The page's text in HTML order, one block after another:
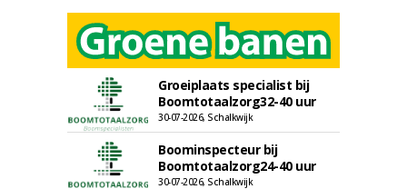
Groeiplaats specialist bij
Boomtotaalzorg32-40 uur
30-07-2026, Schalkwijk
Boominspecteur bij
Boomtotaalzorg24-40 uur
30-07-2026, Schalkwijk